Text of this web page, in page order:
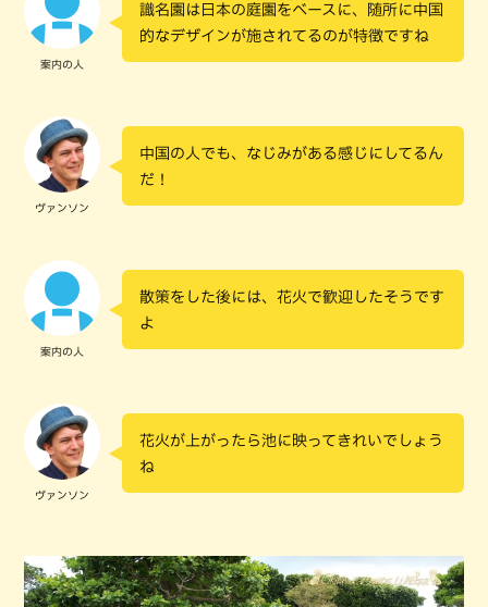
案内の人
識名園は日本の庭園をベースに、随所に中国
的なデザインが施されてるのが特徴ですね
ヴァンソン
中国の人でも、なじみがある感じにしてるん
だ！
案内の人
散策をした後には、花火で歓迎したそうです
よ
ヴァンソン
花火が上がったら池に映ってきれいでしょう
ね